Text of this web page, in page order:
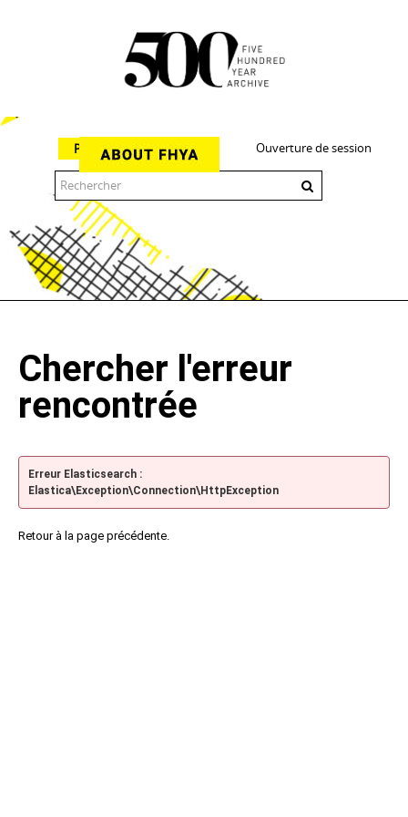
Ouverture de session
Parcourir
Chercher l'erreur
rencontrée
Erreur Elasticsearch :
Elastica\Exception\Connection\HttpException
Retour à la page précédente.